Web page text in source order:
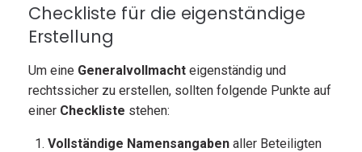
Checkliste für die eigenständige
Erstellung
Um eine Generalvollmacht eigenständig und
rechtssicher zu erstellen, sollten folgende Punkte auf
einer Checkliste stehen:
Vollständige Namensangaben aller Beteiligten